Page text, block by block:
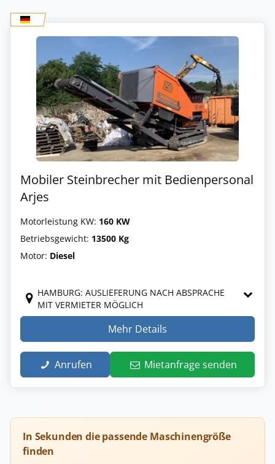
Mobiler Steinbrecher mit Bedienpersonal
Arjes
Motorleistung KW: 160 KW
Betriebsgewicht: 13500 Kg
Motor: Diesel
HAMBURG: AUSLIEFERUNG NACH ABSPRACHE
MIT VERMIETER MÖGLICH
Mehr Details
Anrufen Mietanfrage senden
In Sekunden die passende Maschinengröße
finden